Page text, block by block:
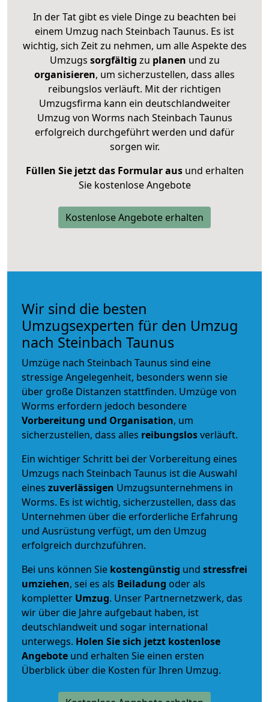
In der Tat gibt es viele Dinge zu beachten bei
einem Umzug nach Steinbach Taunus. Es ist
wichtig, sich Zeit zu nehmen, um alle Aspekte des
Umzugs sorgfältig zu planen und zu
organisieren, um sicherzustellen, dass alles
reibungslos verläuft. Mit der richtigen
Umzugsfirma kann ein deutschlandweiter
Umzug von Worms nach Steinbach Taunus
erfolgreich durchgeführt werden und dafür
sorgen wir.
Füllen Sie jetzt das Formular ausund erhalten
Sie kostenlose Angebote
Kostenlose Angebote erhalten
Wir sind die besten
Umzugsexperten für den Umzug
nach Steinbach Taunus
Umzüge nach Steinbach Taunus sind eine
stressige Angelegenheit, besonders wenn sie
über große Distanzen stattfinden. Umzüge von
Worms erfordern jedoch besondere
Vorbereitung und Organisation, um
sicherzustellen, dass alles reibungslosverläuft.
Ein wichtiger Schritt bei der Vorbereitung eines
Umzugs nach Steinbach Taunus ist die Auswahl
eines zuverlässigen Umzugsunternehmens in
Worms. Es ist wichtig, sicherzustellen, dass das
Unternehmen über die erforderliche Erfahrung
und Ausrüstung verfügt, um den Umzug
erfolgreich durchzuführen.
Bei uns können Sie kostengünstig und stressfrei
umziehen, sei es als Beiladung oder als
kompletter Umzug. Unser Partnernetzwerk, das
wir über die Jahre aufgebaut haben, ist
deutschlandweit und sogar international
unterwegs. Holen Sie sich jetzt kostenlose
Angebote und erhalten Sie einen ersten
Überblick über die Kosten für Ihren Umzug.